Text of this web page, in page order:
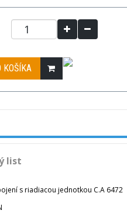
KOŠÍKA
list
s riadiacou jednotkou C.A 6472